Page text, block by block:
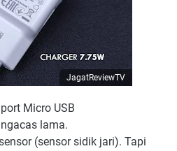
JagatReviewTV
Micro USB
lama.
(sensor sidik jari). Tapi